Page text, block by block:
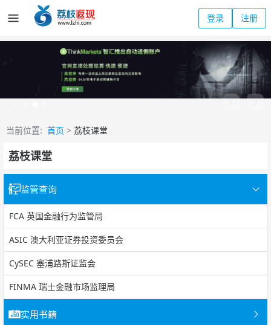
登录 注册
当前位置: 首页 > 荔枝课堂
荔枝课堂
监管查询
FCA 英国金融行为监管局
ASIC 澳大利亚证券投资委员会
CySEC 塞浦路斯证监会
FINMA 瑞士金融市场监理局
实用书籍